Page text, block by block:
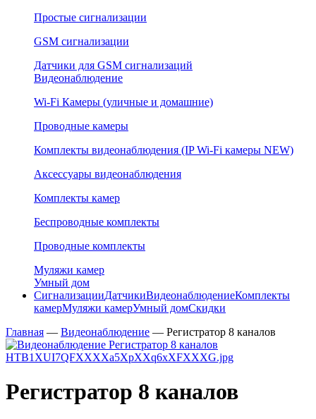
Простые сигнализации
GSM сигнализации
Датчики для GSM сигнализаций
Видеонаблюдение
Wi-Fi Камеры (уличные и домашние)
Проводные камеры
Комплекты видеонаблюдения (IP Wi-Fi камеры NEW)
Аксессуары видеонаблюдения
Комплекты камер
Беспроводные комплекты
Проводные комплекты
Муляжи камер
Умный дом
СигнализацииДатчикиВидеонаблюдениеКомплекты
камерМуляжи камерУмный домСкидки
Главная — Видеонаблюдение — Регистратор 8 каналов
Регистратор 8 каналов